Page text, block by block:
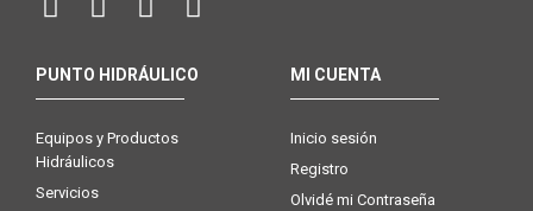
PUNTO HIDRÁULICO
Equipos y Productos
Hidráulicos
Servicios
MI CUENTA
Inicio sesión
Registro
Olvidé mi Contraseña